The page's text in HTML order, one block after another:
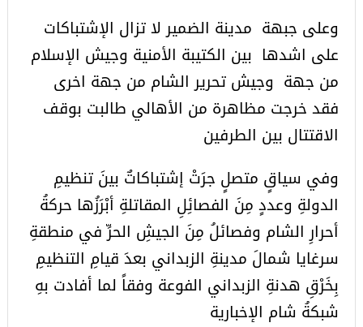
وعلى جبهة مدينة الضمير لا تزال الإشتباكات
على اشدها بين الكتيبة الأمنية وجيش الإسلام
من جهة وجيش تحرير الشام من جهة اخرى
فقد خرجت مظاهرة من الأهالي طالبت بوقف
الاقتتال بين الطرفين
وفي سياقٍ متصلٍ جرَتْ إشتباكاتٌ بينَ تنظيمِ
الدولةِ وعددٍ مِنَ الفصائِلِ المقاتلةِ أبْرَزُها حركةُ
أحرارِ الشام وفصائلُ مِنَ الجيشِ الحرِّ في منطقةِ
سرغايا شمالَ مدينةِ الزبداني بعدَ قيامِ التنظيمِ
بِخَرْقِ هدنةِ الزبداني الفوعة وفقاً لما أفادت بهِ
شبكةُ شام الإخبارية